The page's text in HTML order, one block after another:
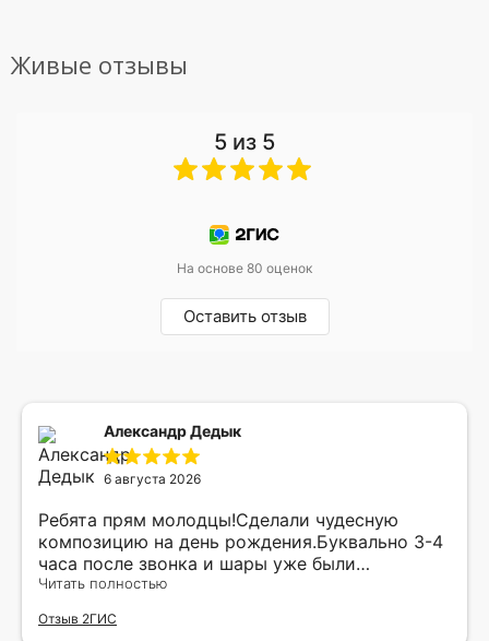
Живые отзывы
5 из 5
На основе 80 оценок
Оставить отзыв
Александр Дедык
6 августа 2026
Ребята прям молодцы!Сделали чудесную
композицию на день рождения.Буквально 3-4
часа после звонка и шары уже были
доставлены мне по адресу.Качество
рада.
Читать полностью
Отзыв 2ГИС